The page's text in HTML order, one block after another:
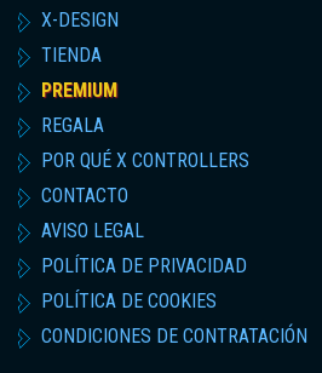
X-DESIGN
TIENDA
PREMIUM
REGALA
POR QUÉ X CONTROLLERS
CONTACTO
AVISO LEGAL
POLÍTICA DE PRIVACIDAD
POLÍTICA DE COOKIES
CONDICIONES DE CONTRATACIÓN